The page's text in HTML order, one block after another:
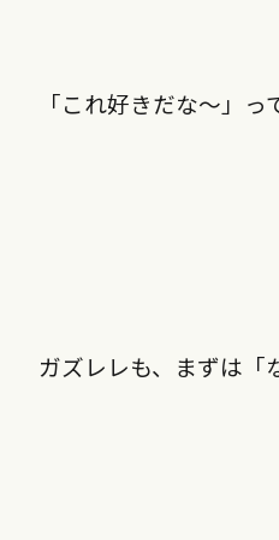
「これ好きだな〜」
ガズレレも、まずは